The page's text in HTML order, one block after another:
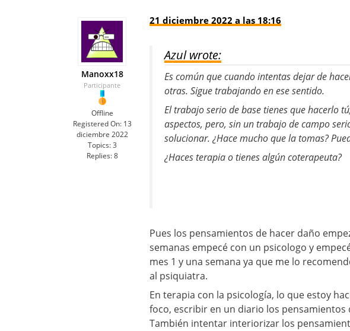
Manoxx18
Participante
Offline
Registered On: 13
diciembre 2022
Topics: 3
Replies: 8
21 diciembre 2022 a las 18:16
Azul wrote:
Es común que cuando intentas dejar de
otras. Sigue trabajando en ese sentido.
El trabajo serio de base tienes que hacerlo
aspectos, pero, sin un trabajo de campo
solucionar. ¿Hace mucho que la tomas?
¿Haces terapia o tienes algún coterapeuta?
Pues los pensamientos de hacer daño
semanas empecé con un psicologo y
mes 1 y una semana ya que me lo
al psiquiatra.
En terapia con la psicología, lo que estoy
foco, escribir en un diario los
También intentar interiorizar los